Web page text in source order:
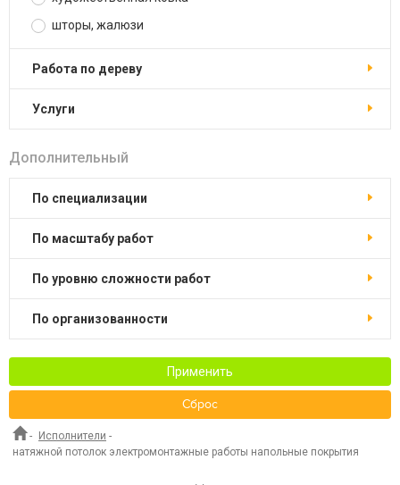
шторы, жалюзи
работа по дереву
услуги
Дополнительный
по специализации
по масштабу работ
по уровню сложности работ
по организованности
Применить
Сброс
- Исполнители -
натяжной потолок электромонтажные работы напольные покрытия